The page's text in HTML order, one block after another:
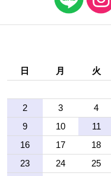
日 月 火
2
3 4
9
10 11
16
17 18
23
24 25